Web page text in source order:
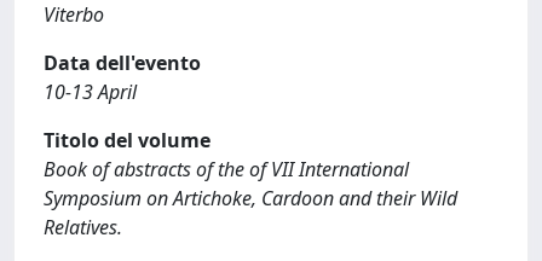
Viterbo
Data dell'evento
10-13 April
Titolo del volume
Book of abstracts of the of VII International
Symposium on Artichoke, Cardoon and their Wild
Relatives.